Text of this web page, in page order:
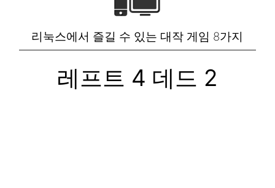
리눅스에서 즐길 수 있는 대작 게임 8가지
레프트 4 데드 2